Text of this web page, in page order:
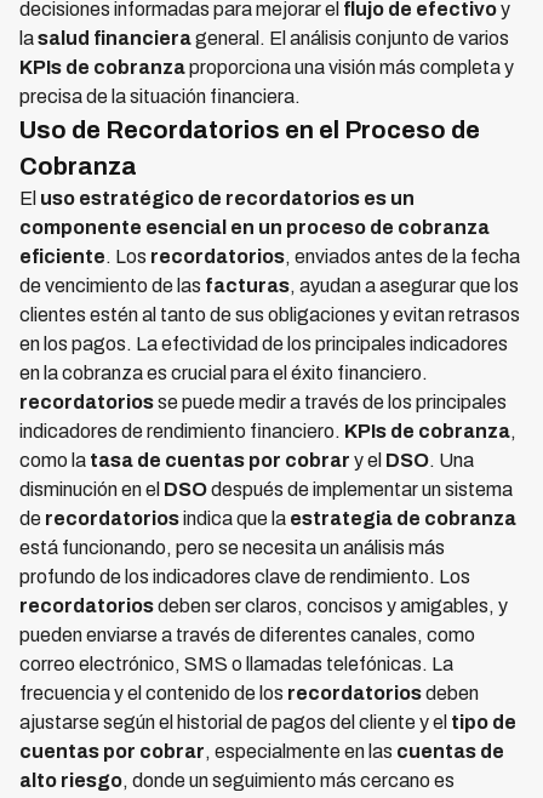
decisiones informadas para mejorar el flujo de efectivoy
lasalud financierageneral. El análisis conjunto de varios
KPIs de cobranzaproporciona una visión más completa y
precisa de la situación financiera.
Uso de Recordatorios en el Proceso de
Cobranza
El uso estratégico de recordatorios es un
componente esencial en un proceso de cobranza
eficiente. Los recordatorios, enviados antes de la fecha
de vencimiento de las facturas, ayudan a asegurar que los
clientes estén al tanto de sus obligaciones y evitan retrasos
en los pagos. La efectividad de los principales indicadores
en la cobranza es crucial para el éxito financiero.
recordatoriosse puede medir a través de los principales
indicadores de rendimiento financiero. KPIs de cobranza,
como la tasa de cuentas por cobrar y el DSO. Una
disminución en el DSOdespués de implementar un sistema
de recordatoriosindica que la estrategia de cobranza
está funcionando, pero se necesita un análisis más
profundo de los indicadores clave de rendimiento. Los
recordatoriosdeben ser claros, concisos y amigables, y
pueden enviarse a través de diferentes canales, como
correo electrónico, SMS o llamadas telefónicas. La
frecuencia y el contenido de los recordatoriosdeben
ajustarse según el historial de pagos del cliente y el tipo de
cuentas por cobrar, especialmente en las cuentas de
alto riesgo, donde un seguimiento más cercano es